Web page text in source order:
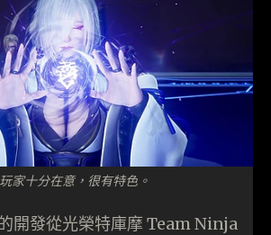
家十分在意，很有特色。
開發從光榮特庫摩 Team Ninja